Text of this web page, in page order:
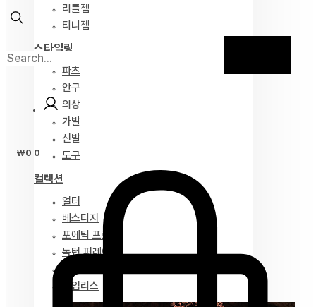
리틀젬
티니젬
스타일링
파츠
안구
의상
가발
신발
도구
컬렉션
얼터
베스티지
포에틱 프로즈
녹턴 퍼레이드
타임리스
₩0 0